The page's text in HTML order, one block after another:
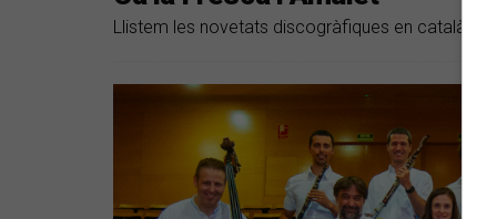
Llistem les novetats discogràfiques en català